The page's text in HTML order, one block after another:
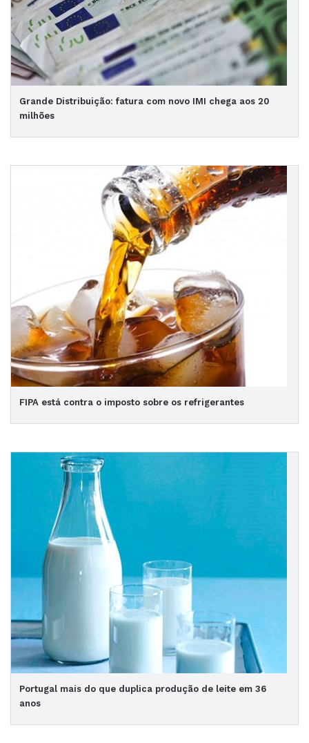
Grande Distribuição: fatura com novo IMI chega aos 20
milhões
FIPA está contra o imposto sobre os refrigerantes
Portugal mais do que duplica produção de leite em 36
anos